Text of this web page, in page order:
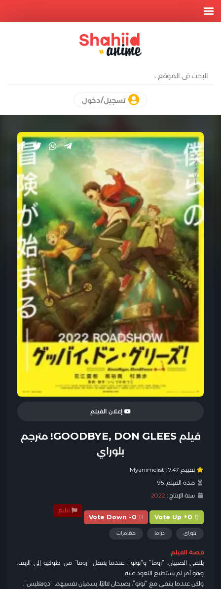
تسجيل/دخول
إعلان الفيلم
فيلم GOODBYE, DON GLEES! مترجم
بلوراي
تقييم Myanimelist : 7.47
مدة الفيلم :95
سنة الإنتاج :2022
Vote Up +0
Vote Down -0
تبليغ
بلوراي دراما مغامرات
قصة الفيلم
يلتقي الصبيان، “روما” و“توتو”، عندما ينتقل “روما” من طوكيو إلى الريف،
وهو أمر لم يستطيع التعود عليه.
ولكن عندما يلتقي مع “توتو”، يصبحان ثنائيًا، يسميان نفسيهما “دونغليس”.